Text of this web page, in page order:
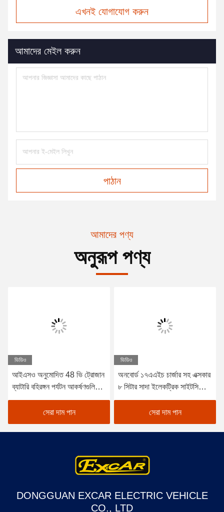
এখনই যোগাযোগ করুন
আমাদের মেইল করুন
পাঠান
আমাদের পণ্য
অনুরূপ পণ্য
ভিডিও
আইএসও অনুমোদিত 48 ভি ট্রোজান
ব্যাটারি বহিরঙ্গন পর্যটন আকর্ষণগুলিতে
শক্তি-দক্ষ অপারেশনের জন্য কার্টিস
কন্ট্রোলারের সাথে বৈদ্যুতিক পর্যটন
যাত্রীবাহী গাড়ি
সেরা দাম পান
ভিডিও
অনবোর্ড ১৭এএইচ চার্জার সহ এক্সকার
৮ সিটার সাদা ইলেকট্রিক সাইটসিইং
কার ট্যুরিস্ট বাস, শহর এবং রিসোর্ট
এলাকার জন্য উপযুক্ত
সেরা দাম পান
DONGGUAN EXCAR ELECTRIC VEHICLE
CO., LTD